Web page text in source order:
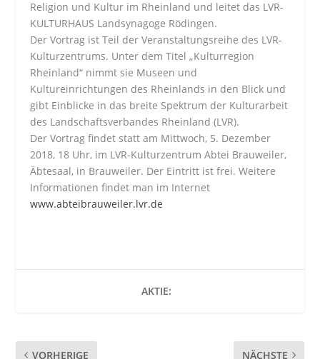
Religion und Kultur im Rheinland und leitet das LVR-
KULTURHAUS Landsynagoge Rödingen.
Der Vortrag ist Teil der Veranstaltungsreihe des LVR-
Kulturzentrums. Unter dem Titel „Kulturregion
Rheinland“ nimmt sie Museen und
Kultureinrichtungen des Rheinlands in den Blick und
gibt Einblicke in das breite Spektrum der Kulturarbeit
des Landschaftsverbandes Rheinland (LVR).
Der Vortrag findet statt am Mittwoch, 5. Dezember
2018, 18 Uhr, im LVR-Kulturzentrum Abtei Brauweiler,
Äbtesaal, in Brauweiler. Der Eintritt ist frei. Weitere
Informationen findet man im Internet
www.abteibrauweiler.lvr.de
AKTIE:
VORHERIGE NÄCHSTE